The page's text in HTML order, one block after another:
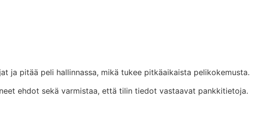
ja pitää peli hallinnassa, mikä tukee pitkäaikaista pelikokemusta.
ehdot sekä varmistaa, että tilin tiedot vastaavat pankkitietoja.